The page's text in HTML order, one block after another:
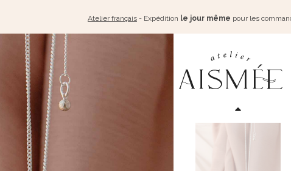
Atelier français - Expédition le jour même pour les